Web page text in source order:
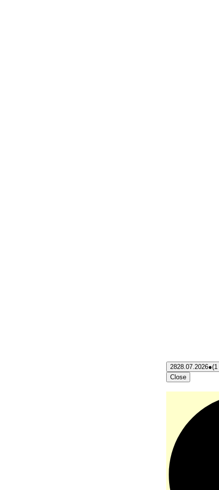
2828.07.2026●(1
Close